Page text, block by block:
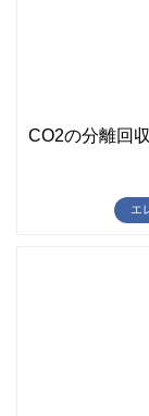
CO2の分離回
エ